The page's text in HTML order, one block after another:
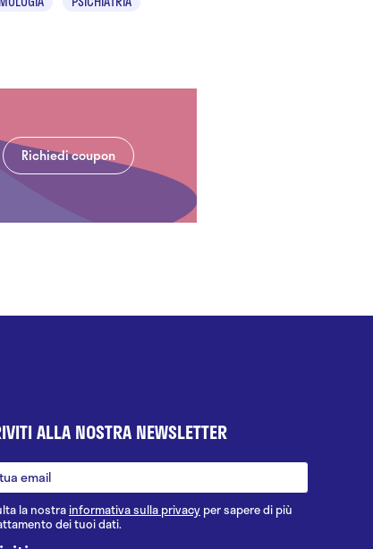
Richiedi coupon
ALLA NOSTRA NEWSLETTER
la nostrainformativa sulla privacy per sapere di più
dei tuoi dati.